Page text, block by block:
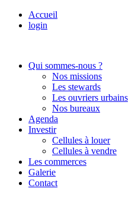
Accueil
login
Qui sommes-nous ?
Nos missions
Les stewards
Les ouvriers urbains
Nos bureaux
Agenda
Investir
Cellules à louer
Cellules à vendre
Les commerces
Galerie
Contact